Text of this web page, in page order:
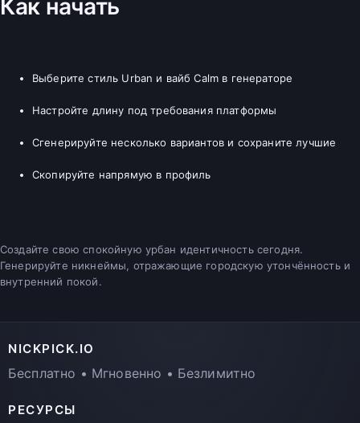
Как начать
Выберите стиль Urban и вайб Calm в генераторе
Настройте длину под требования платформы
Сгенерируйте несколько вариантов и сохраните лучшие
Скопируйте напрямую в профиль
Создайте свою спокойную урбан идентичность сегодня.
Генерируйте никнеймы, отражающие городскую утончённость и
внутренний покой.
NICKPICK.IO
Бесплатно • Мгновенно • Безлимитно
РЕСУРСЫ